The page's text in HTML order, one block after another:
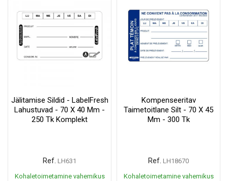
Jälitamise Sildid - LabelFresh
Lahustuvad - 70 X 40 Mm -
250 Tk Komplekt
Ref. LH631
Kohaletoimetamine vahemikus
Kompenseeritav
Taimetoitlane Silt - 70 X 45
Mm - 300 Tk
Ref. LH18670
Kohaletoimetamine vahemikus